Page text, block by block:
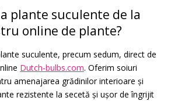
plante suculente de la
online de plante?
suculente, precum sedum, direct de
Dutch-bulbs.com. Oferim soiuri
amenajarea grădinilor interioare și
rezistente la secetă și ușor de îngrijit